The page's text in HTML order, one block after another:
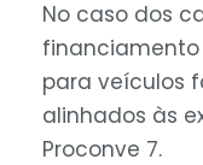
No caso dos
para veículos
alinhados às
Proconve 7.